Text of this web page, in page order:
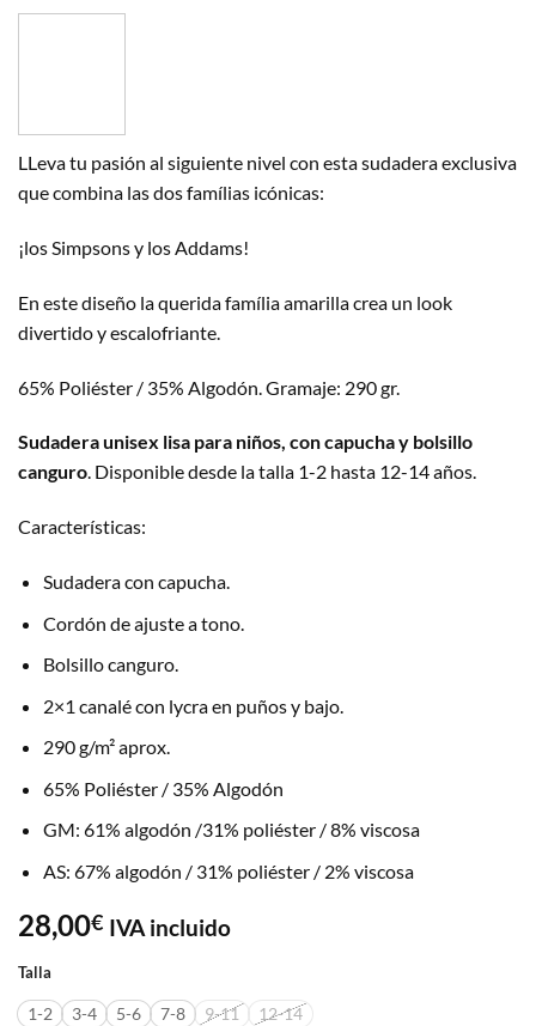
LLeva tu pasión al siguiente nivel con esta sudadera exclusiva
que combina las dos famílias icónicas:
¡los Simpsons y los Addams!
En este diseño la querida família amarilla crea un look
divertido y escalofriante.
65% Poliéster / 35% Algodón. Gramaje: 290 gr.
Sudadera unisex lisa para niños, con capucha y bolsillo
canguro. Disponible desde la talla 1-2 hasta 12-14 años.
Características:
Sudadera con capucha.
Cordón de ajuste a tono.
Bolsillo canguro.
2×1 canalé con lycra en puños y bajo.
290 g/m² aprox.
65% Poliéster / 35% Algodón
GM: 61% algodón /31% poliéster / 8% viscosa
AS: 67% algodón / 31% poliéster / 2% viscosa
28,00€ IVA incluido
Talla
1-2 3-4 5-6 7-8 9-11 12-14